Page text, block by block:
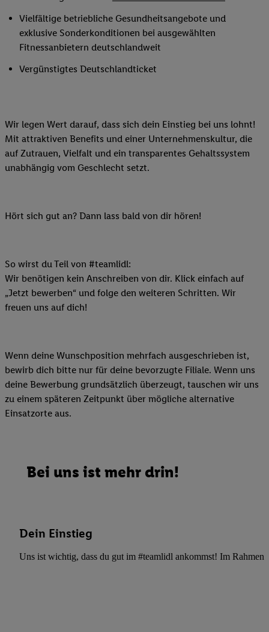
Vielfältige betriebliche Gesundheitsangebote und
exklusive Sonderkonditionen bei ausgewählten
Fitnessanbietern deutschlandweit
Vergünstigtes Deutschlandticket
Wir legen Wert darauf, dass sich dein Einstieg bei uns lohnt!
Mit attraktiven Benefits und einer Unternehmenskultur, die
auf Zutrauen, Vielfalt und ein transparentes Gehaltssystem
unabhängig vom Geschlecht setzt.
Hört sich gut an? Dann lass bald von dir hören!
So wirst du Teil von #teamlidl:
Wir benötigen kein Anschreiben von dir. Klick einfach auf
„Jetzt bewerben“ und folge den weiteren Schritten. Wir
freuen uns auf dich!
Wenn deine Wunschposition mehrfach ausgeschrieben ist,
bewirb dich bitte nur für deine bevorzugte Filiale. Wenn uns
deine Bewerbung grundsätzlich überzeugt, tauschen wir uns
zu einem späteren Zeitpunkt über mögliche alternative
Einsatzorte aus.
Bei uns ist mehr drin!
Dein Einstieg
Uns ist wichtig, dass du gut im #teamlidl ankommst! Im Rahmen